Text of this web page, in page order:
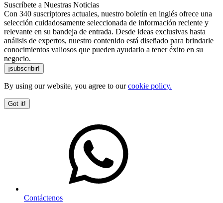
Suscríbete a Nuestras Noticias
Con 340 suscriptores actuales, nuestro boletín en inglés ofrece una
selección cuidadosamente seleccionada de información reciente y
relevante en su bandeja de entrada. Desde ideas exclusivas hasta
análisis de expertos, nuestro contenido está diseñado para brindarle
conocimientos valiosos que pueden ayudarlo a tener éxito en su
negocio.
By using our website, you agree to ourcookie policy.
Got it!
Contáctenos